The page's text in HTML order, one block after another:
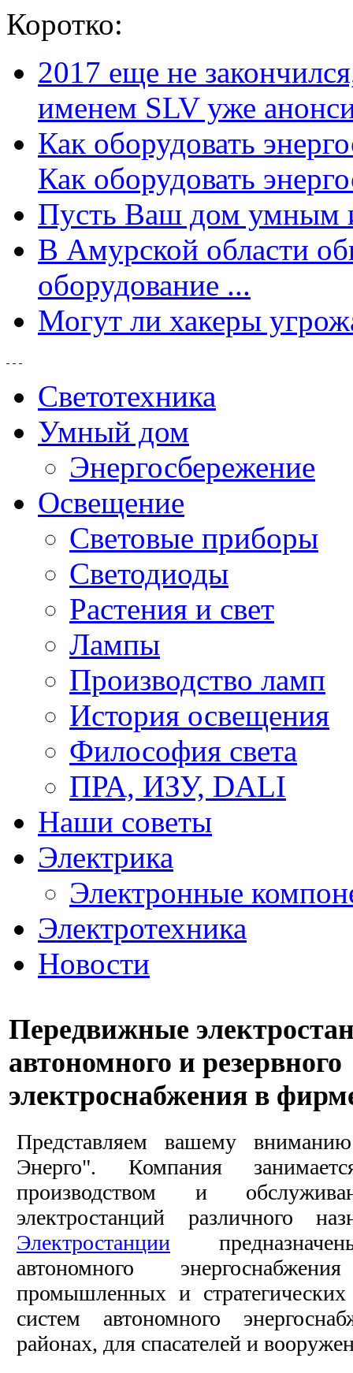
Коротко:
2017 еще не
именем SLV уже
Как оборудовать
Как оборудовать
Пусть Ваш дом умным
В Амурской области
оборудование ...
Могут ли хакеры
Светотехника
Умный дом
Энергосбережение
Освещение
Световые приборы
Светодиоды
Растения и свет
Лампы
Производство ламп
История освещения
Философия света
ПРА, ИЗУ, DALI
Наши советы
Электрика
Электронные
Электротехника
Новости
Передвижные
автономного и резервного
электроснабжения в
Представляем вашему
Энерго". Компания
производством и
электростанций различного
Электростанции
автономного
промышленных и
систем автономного
районах, для спасателей и